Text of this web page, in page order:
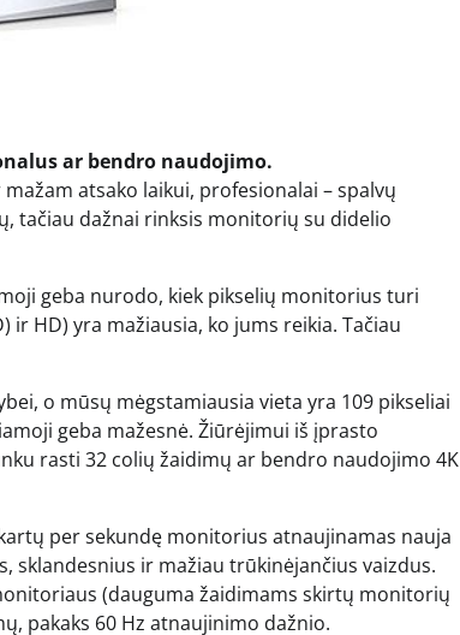
ar bendro naudojimo.
atsako laikui, profesionalai – spalvų
tačiau dažnai rinksis monitorių su didelio
geba nurodo, kiek pikselių monitorius turi
ir HD) yra mažiausia, ko jums reikia. Tačiau
o mūsų mėgstamiausia vieta yra 109 pikseliai
geba mažesnė. Žiūrėjimui iš įprasto
rasti 32 colių žaidimų ar bendro naudojimo 4K
per sekundę monitorius atnaujinamas nauja
sklandesnius ir mažiau trūkinėjančius vaizdus.
(dauguma žaidimams skirtų monitorių
pakaks 60 Hz atnaujinimo dažnio.